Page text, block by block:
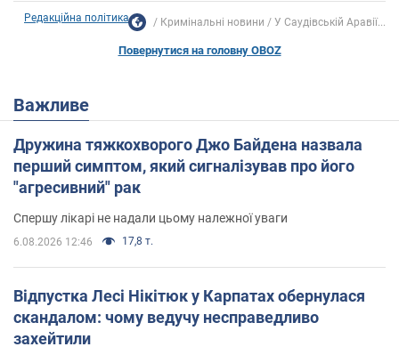
Редакційна політика Кримінальні новини У Саудівській Аравії...
Повернутися на головну OBOZ
Важливе
Дружина тяжкохворого Джо Байдена назвала
перший симптом, який сигналізував про його
"агресивний" рак
Спершу лікарі не надали цьому належної уваги
6.08.2026 12:46 17,8 т.
Відпустка Лесі Нікітюк у Карпатах обернулася
скандалом: чому ведучу несправедливо
захейтили